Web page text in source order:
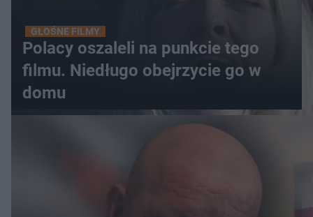
GŁOŚNE FILMY
Polacy oszaleli na punkcie tego
filmu. Niedługo obejrzycie go w
domu